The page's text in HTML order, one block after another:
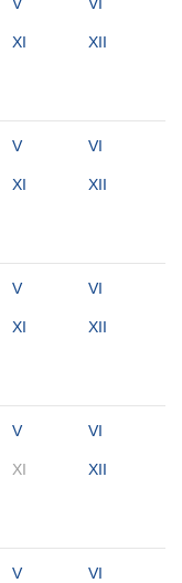
XI XII
V VI
XI XII
V VI
XI XII
V VI
XI XII
V VI